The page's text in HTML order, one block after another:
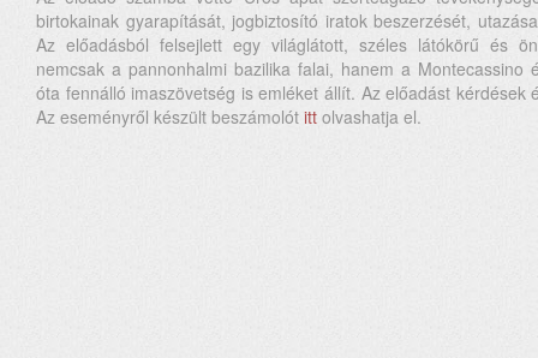
birtokainak gyarapítását, jogbiztosító iratok beszerzését,
Az előadásból felsejlett egy világlátott, széles látókörű és
nemcsak a pannonhalmi bazilika falai, hanem a Montecassino
óta fennálló imaszövetség is emléket állít. Az előadást kérdések
Az eseményről készült beszámolót itt olvashatja el.